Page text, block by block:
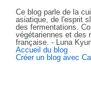
Ce blog parle de la
asiatique, de l'esprit
des fermentations.
végétariennes et des
française. - Luna
Accueil du blog
Créer un blog avec